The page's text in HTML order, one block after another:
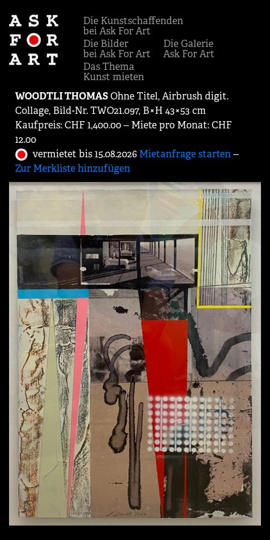
Die Kunstschaffenden
bei Ask For Art
Die Bilder
bei Ask For Art
Die Galerie
Ask For Art
Das Thema
Kunst mieten
WOODTLI THOMASOhne Titel, Airbrush digit.
Collage, Bild-Nr. TWO21.097, B×H 43×53 cm
Kaufpreis: CHF 1,400.00 ‒ Miete pro Monat: CHF
12.00
vermietet bis 15.08.2026 Mietanfrage starten‒
Zur Merkliste hinzufügen